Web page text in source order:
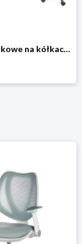
KRZESŁO biurkowe na kółkach obrotowe Z PODUSZKĄ biurka IGER czarne JUMIhome